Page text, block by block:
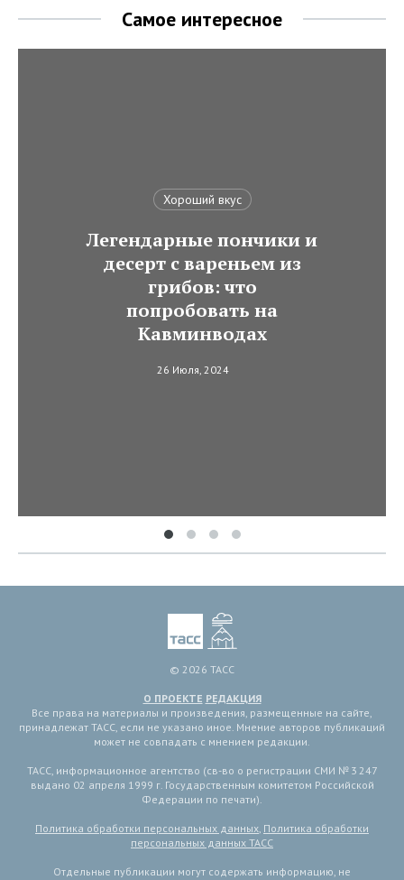
Самое интересное
Хороший вкус
Легендарные пончики и
десерт с вареньем из
грибов: что
попробовать на
Кавминводах
26 Июля, 2024
© 2026 ТАСС
О ПРОЕКТЕ РЕДАКЦИЯ
Все права на материалы и произведения, размещенные на сайте,
принадлежат ТАСС, если не указано иное. Мнение авторов публикаций
может не совпадать с мнением редакции.
ТАСС, информационное агентство (св-во о регистрации СМИ № 3 247
выдано 02 апреля 1999 г. Государственным комитетом Российской
Федерации по печати).
Политика обработки персональных данных, Политика обработки
персональных данных ТАСС
Отдельные публикации могут содержать информацию, не